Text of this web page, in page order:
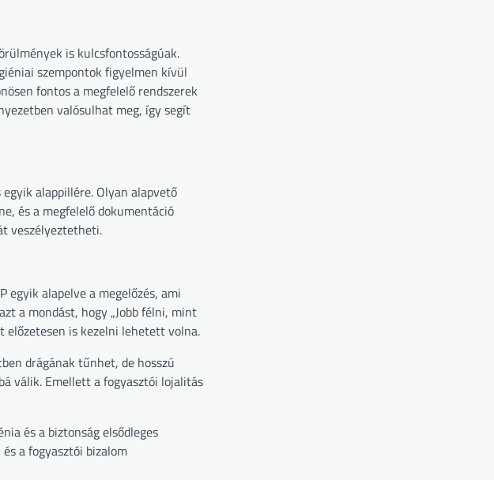
is kulcsfontosságúak.
szempontok figyelmen kívül
fontos a megfelelő rendszerek
valósulhat meg, így segít
alappillére. Olyan alapvető
és a megfelelő dokumentáció
veszélyeztetheti.
alapelve a megelőzés, ami
a mondást, hogy „Jobb félni, mint
előzetesen is kezelni lehetett volna.
drágának tűnhet, de hosszú
válik. Emellett a fogyasztói lojalitás
és a biztonság elsődleges
a fogyasztói bizalom